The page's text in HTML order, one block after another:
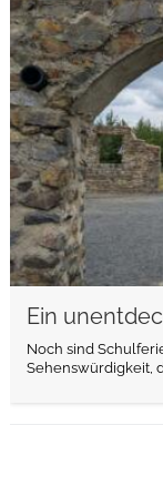
Ein
Noch sind
Sehenswürdigkeit,